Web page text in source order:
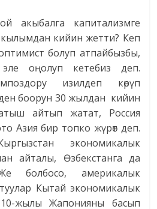
акыбалга капитализмге
кылымдан кийин жетти? Кеп
болуп атпайбызбы,
оңолуп кетебиз деп.
изилдеп көрүп
боорун 30 жылдан кийин
айтып жатат, Россия
Азия бир топко жүрөт деп.
экономикалык
айталы, Өзбекстанга да
болбосо, америкалык
Кытай экономикалык
жылы Жапонияны басып